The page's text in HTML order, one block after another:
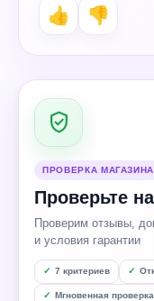
👍 👎
ПРОВЕРКА МАГАЗИНА
Проверьте
Проверим отзывы, документы,
и условия гарантии
7 критериев
Мгновенная проверка